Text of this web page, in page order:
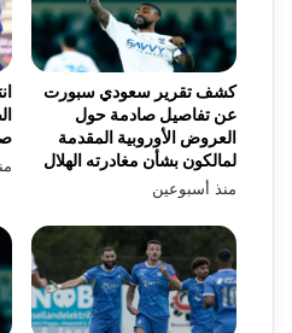
كشف تقرير سعودي سبورت
عن تفاصيل صادمة حول
العروض الأوروبية المقدمة
لمالكون بشأن مغادرته الهلال
منذ أسبوعين